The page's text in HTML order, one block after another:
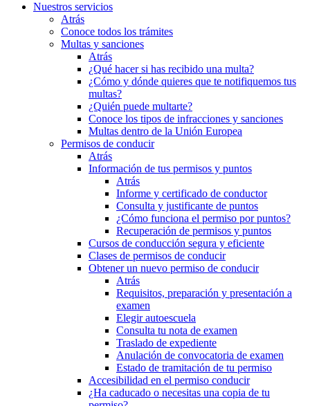
Nuestros servicios
Atrás
Conoce todos los trámites
Multas y sanciones
Atrás
¿Qué hacer si has recibido una multa?
¿Cómo y dónde quieres que te notifiquemos tus
multas?
¿Quién puede multarte?
Conoce los tipos de infracciones y sanciones
Multas dentro de la Unión Europea
Permisos de conducir
Atrás
Información de tus permisos y puntos
Atrás
Informe y certificado de conductor
Consulta y justificante de puntos
¿Cómo funciona el permiso por puntos?
Recuperación de permisos y puntos
Cursos de conducción segura y eficiente
Clases de permisos de conducir
Obtener un nuevo permiso de conducir
Atrás
Requisitos, preparación y presentación a
examen
Elegir autoescuela
Consulta tu nota de examen
Traslado de expediente
Anulación de convocatoria de examen
Estado de tramitación de tu permiso
Accesibilidad en el permiso conducir
¿Ha caducado o necesitas una copia de tu